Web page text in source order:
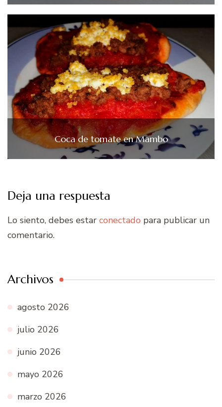
Coca de tomate en Mambo
Deja una respuesta
Lo siento, debes estar conectado para publicar un
comentario.
Archivos
agosto 2026
julio 2026
junio 2026
mayo 2026
marzo 2026